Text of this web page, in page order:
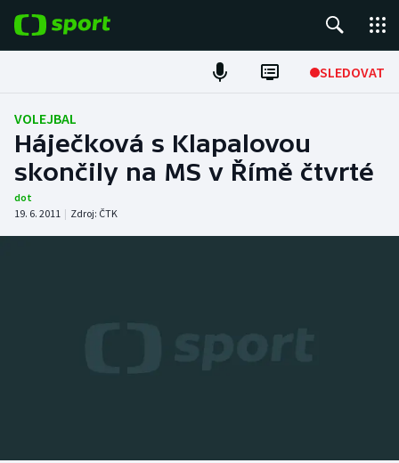
SLEDOVAT
Fotbal
Hokej
Atletika
VOLEJBAL
Háječková s Klapalovou
skončily na MS v Římě čtvrté
dot
19. 6. 2011 | Zdroj: ČTK